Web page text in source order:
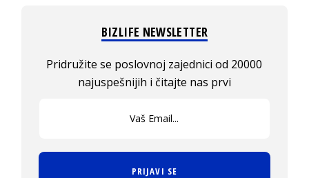
BIZLIFE NEWSLETTER
Pridružite se poslovnoj zajednici od 20000
najuspešnijih i čitajte nas prvi
PRIJAVI SE